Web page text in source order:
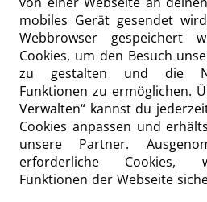
mobiles Gerät gesendet
Webbrowser gespeichert
Cookies, um den Besuch
zu gestalten und die
Funktionen zu ermöglichen.
Verwalten“ kannst du
Cookies anpassen und
unsere Partner.
erforderliche Cookies,
Funktionen der Webseite